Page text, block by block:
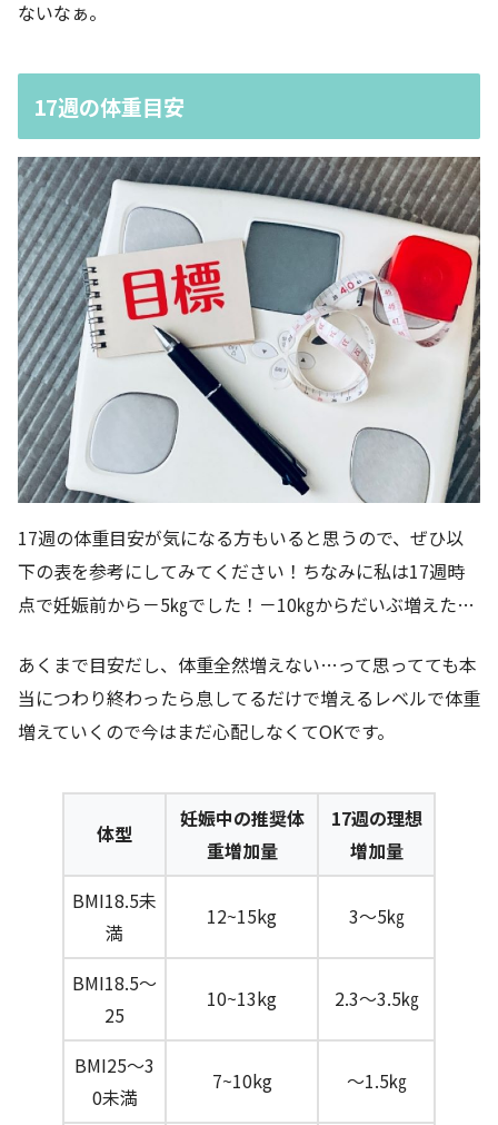
ないなぁ。
17週の体重目安
17週の体重目安が気になる方もいると思うので、ぜひ以
下の表を参考にしてみてください！ちなみに私は17週時
点で妊娠前から－5㎏でした！－10㎏からだいぶ増えた…
あくまで目安だし、体重全然増えない…って思ってても本
当につわり終わったら息してるだけで増えるレベルで体重
増えていくので今はまだ心配しなくてOKです。
体型
妊娠中の推奨体
重増加量
17週の理想
増加量
BMI18.5未
満
12~15kg 3～5㎏
BMI18.5～
25
10~13kg 2.3～3.5㎏
BMI25～3
0未満
7~10kg ～1.5㎏